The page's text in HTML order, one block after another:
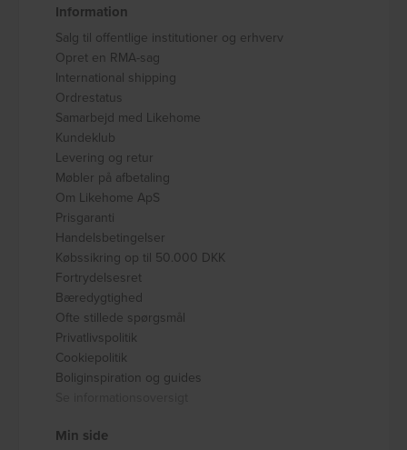
Information
Salg til offentlige institutioner og erhverv
Opret en RMA-sag
International shipping
Ordrestatus
Samarbejd med Likehome
Kundeklub
Levering og retur
Møbler på afbetaling
Om Likehome ApS
Prisgaranti
Handelsbetingelser
Købssikring op til 50.000 DKK
Fortrydelsesret
Bæredygtighed
Ofte stillede spørgsmål
Privatlivspolitik
Cookiepolitik
Boliginspiration og guides
Min side